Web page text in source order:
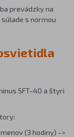
prevádzky na
s normou
SFT-40 a štyri
(3 hodiny) ->